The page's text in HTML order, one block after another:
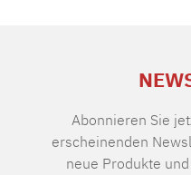
Abonnieren Sie
erscheinenden
neue Produkte